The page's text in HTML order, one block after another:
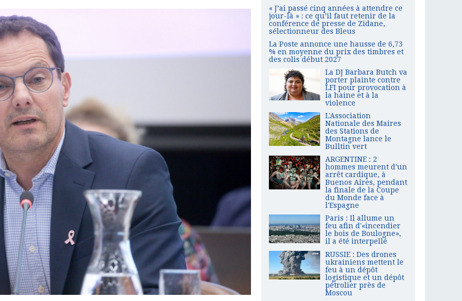
« J’ai passé cinq années à attendre ce
jour-là » : ce qu’il faut retenir de la
conférence de presse de Zidane,
sélectionneur des Bleus
La Poste annonce une hausse de 6,73
% en moyenne du prix des timbres et
des colis début 2027
La DJ Barbara Butch va
porter plainte contre
LFI pour provocation à
la haine et à la
violence
L'Association
Nationale des Maires
des Stations de
Montagne lance le
Bulltin vert
ARGENTINE : 2
hommes meurent d'un
arrêt cardique, à
Buenos Aires, pendant
la finale de la Coupe
du Monde face à
l'Espagne
Paris : Il allume un
feu afin d'«incendier
le bois de Boulogne»,
il a été interpellé
RUSSIE : Des drones
ukrainiens mettent le
feu à un dépôt
logistique et un dépôt
pétrolier près de
Moscou